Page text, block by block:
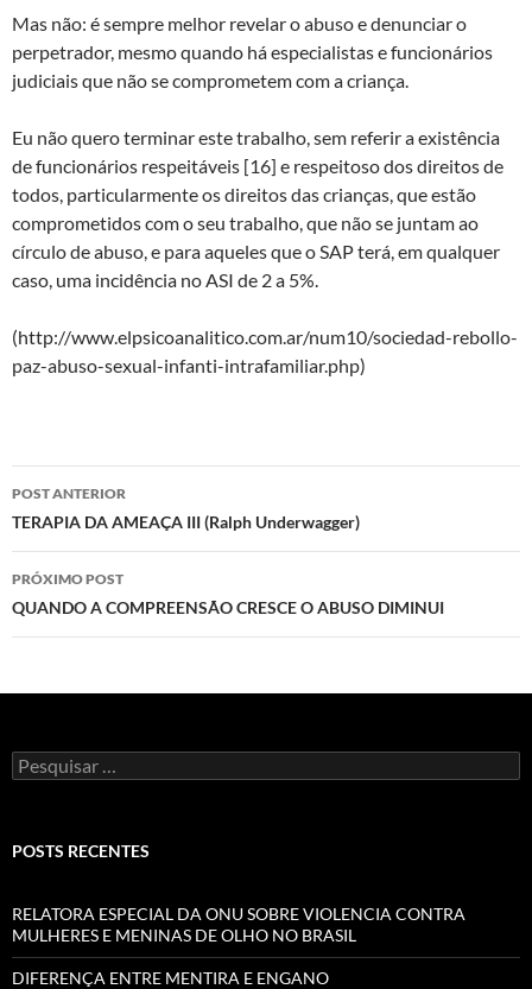
Mas não: é sempre melhor revelar o abuso e denunciar o
perpetrador, mesmo quando há especialistas e funcionários
judiciais que não se comprometem com a criança.
Eu não quero terminar este trabalho, sem referir a existência
de funcionários respeitáveis [16] e respeitoso dos direitos de
todos, particularmente os direitos das crianças, que estão
comprometidos com o seu trabalho, que não se juntam ao
círculo de abuso, e para aqueles que o SAP terá, em qualquer
caso, uma incidência no ASI de 2 a 5%.
(http://www.elpsicoanalitico.com.ar/num10/sociedad-rebollo-
paz-abuso-sexual-infanti-intrafamiliar.php)
Navegação
de
posts
POST ANTERIOR
TERAPIA DA AMEAÇA III (Ralph Underwagger)
PRÓXIMO POST
QUANDO A COMPREENSÃO CRESCE O ABUSO DIMINUI
Pesquisar
por:
POSTS RECENTES
RELATORA ESPECIAL DA ONU SOBRE VIOLENCIA CONTRA
MULHERES E MENINAS DE OLHO NO BRASIL
DIFERENÇA ENTRE MENTIRA E ENGANO